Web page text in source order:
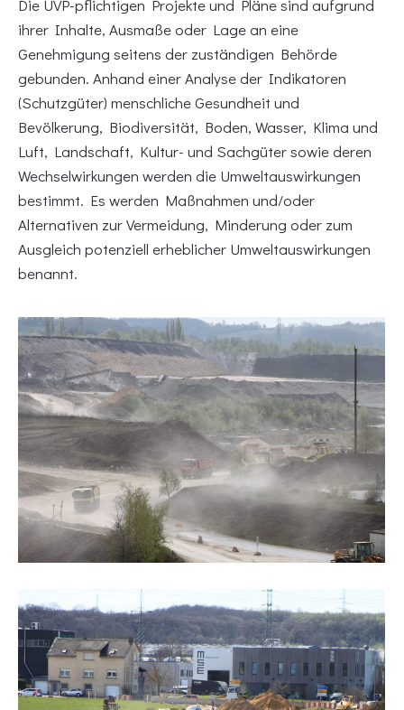
Die UVP-pflichtigen Projekte und Pläne sind aufgrund
ihrer Inhalte, Ausmaße oder Lage an eine
Genehmigung seitens der zuständigen Behörde
gebunden. Anhand einer Analyse der Indikatoren
(Schutzgüter) menschliche Gesundheit und
Bevölkerung, Biodiversität, Boden, Wasser, Klima und
Luft, Landschaft, Kultur- und Sachgüter sowie deren
Wechselwirkungen werden die Umweltauswirkungen
bestimmt. Es werden Maßnahmen und/oder
Alternativen zur Vermeidung, Minderung oder zum
Ausgleich potenziell erheblicher Umweltauswirkungen
benannt.